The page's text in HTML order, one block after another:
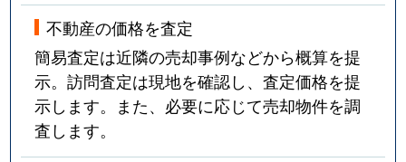
不動産の価格を査定
簡易査定は近隣の売却事例などから概算を提
示。訪問査定は現地を確認し、査定価格を提
示します。また、必要に応じて売却物件を調
査します。